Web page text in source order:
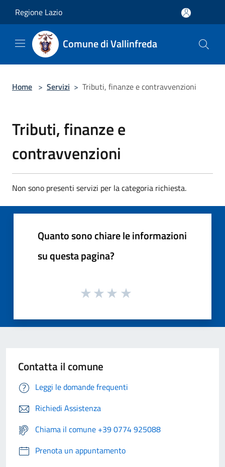
Regione Lazio
Comune di Vallinfreda
Home > Servizi > Tributi, finanze e contravvenzioni
Tributi, finanze e
contravvenzioni
Non sono presenti servizi per la categoria richiesta.
Quanto sono chiare le informazioni
su questa pagina?
Contatta il comune
Leggi le domande frequenti
Richiedi Assistenza
Chiama il comune +39 0774 925088
Prenota un appuntamento